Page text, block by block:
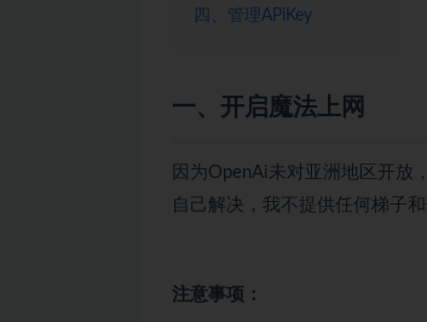
四、管理APiKey
一、开启魔法上网
因为OpenAi未对亚洲地区开放
自己解决，我不提供任何梯子和
注意事项：